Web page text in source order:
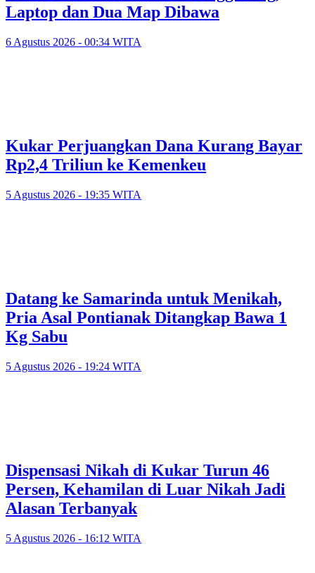
Laptop dan Dua Map Dibawa
6 Agustus 2026 - 00:34 WITA
Kukar Perjuangkan Dana Kurang Bayar
Rp2,4 Triliun ke Kemenkeu
5 Agustus 2026 - 19:35 WITA
Datang ke Samarinda untuk Menikah,
Pria Asal Pontianak Ditangkap Bawa 1
Kg Sabu
5 Agustus 2026 - 19:24 WITA
Dispensasi Nikah di Kukar Turun 46
Persen, Kehamilan di Luar Nikah Jadi
Alasan Terbanyak
5 Agustus 2026 - 16:12 WITA